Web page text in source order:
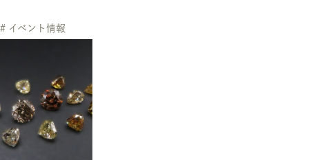
# イベント情報